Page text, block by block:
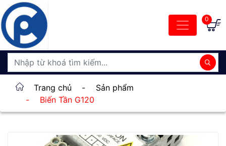
0
Trang chủ -
Sản phẩm
-
Biến Tần G120